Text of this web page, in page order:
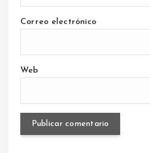
Correo electrónico
Web